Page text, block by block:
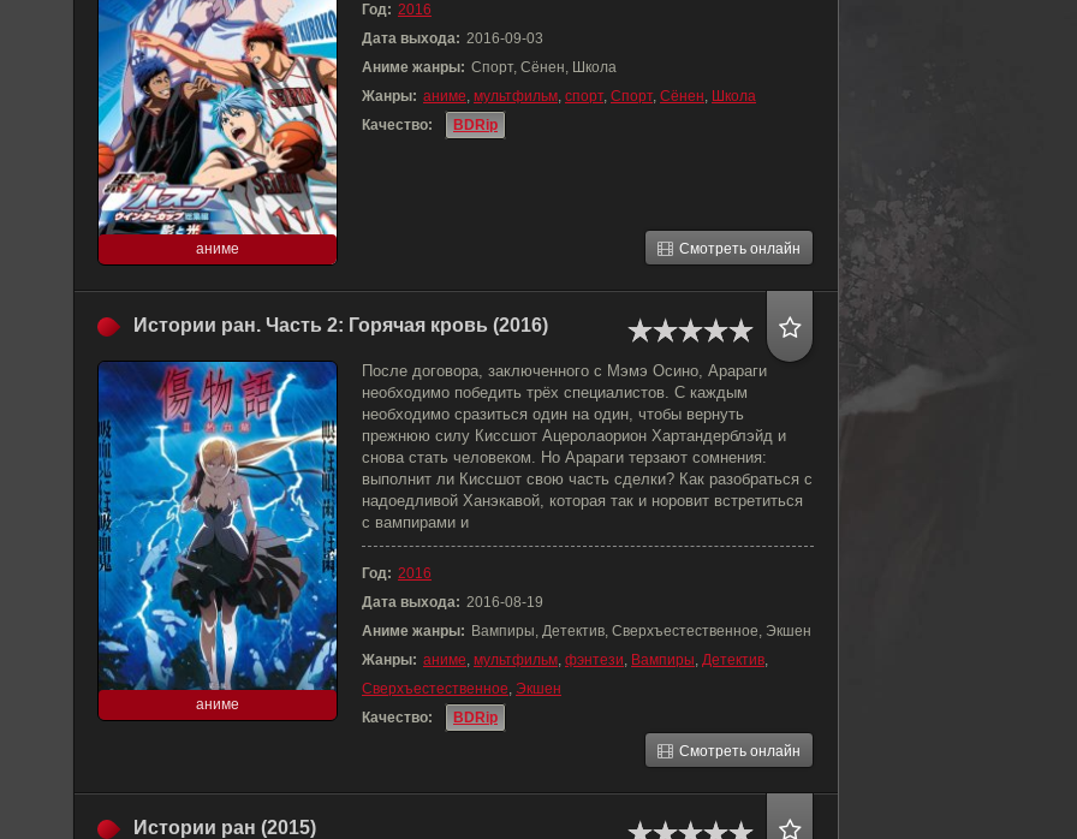
аниме
Год: 2016
Дата выхода: 2016-09-03
Аниме жанры: Спорт, Сёнен, Школа
Жанры: аниме, мультфильм, спорт, Спорт, Сёнен, Школа
Качество:
BDRip
Смотреть онлайн
Истории ран. Часть 2: Горячая кровь (2016)
аниме
После договора, заключенного с Мэмэ Осино, Арараги
необходимо победить трёх специалистов. С каждым
необходимо сразиться один на один, чтобы вернуть
прежнюю силу Киссшот Ацеролаорион Хартандерблэйд и
снова стать человеком. Но Арараги терзают сомнения:
выполнит ли Киссшот свою часть сделки? Как разобраться с
надоедливой Ханэкавой, которая так и норовит встретиться
с вампирами и
Год: 2016
Дата выхода: 2016-08-19
Аниме жанры: Вампиры, Детектив, Сверхъестественное, Экшен
Жанры: аниме, мультфильм, фэнтези, Вампиры, Детектив,
Сверхъестественное, Экшен
Качество:
BDRip
Смотреть онлайн
Истории ран (2015)